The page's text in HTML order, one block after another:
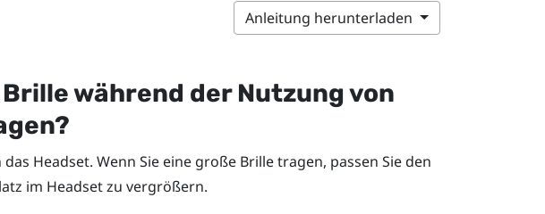
Anleitung herunterladen
während der Nutzung von
Headset. Wenn Sie eine große Brille tragen, passen Sie den
im Headset zu vergrößern.